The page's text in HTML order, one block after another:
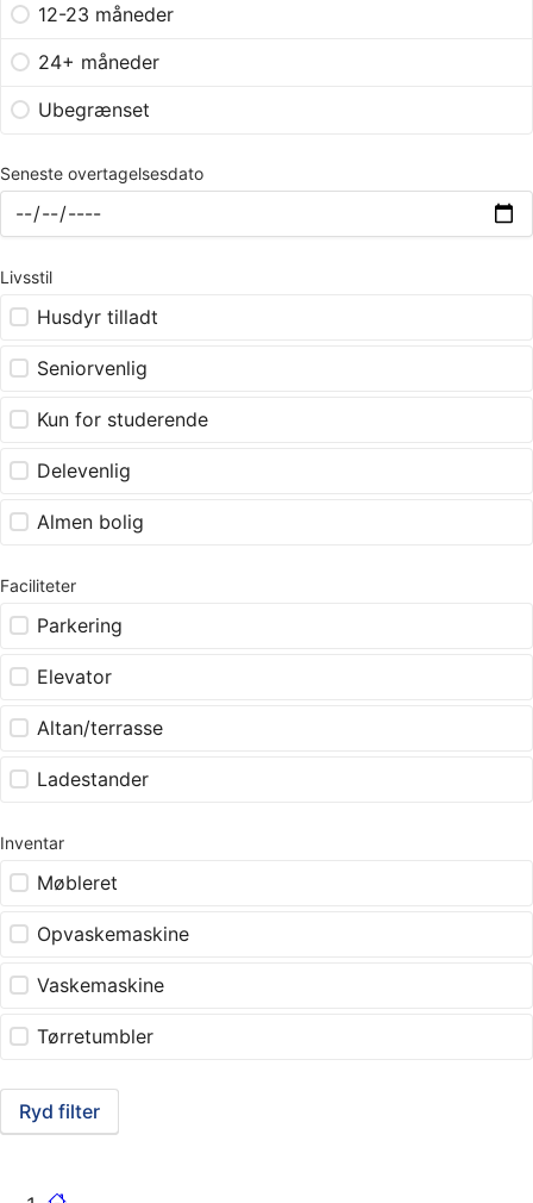
12-23 måneder
24+ måneder
Ubegrænset
Seneste overtagelsesdato
Livsstil
Husdyr tilladt
Seniorvenlig
Kun for studerende
Delevenlig
Almen bolig
Faciliteter
Parkering
Elevator
Altan/terrasse
Ladestander
Inventar
Møbleret
Opvaskemaskine
Vaskemaskine
Tørretumbler
Ryd filter